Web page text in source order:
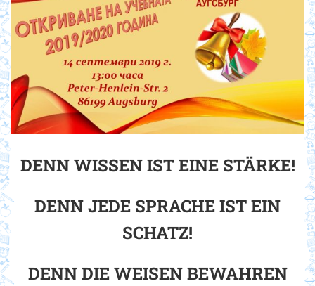
DENN WISSEN IST EINE STÄRKE!
DENN JEDE SPRACHE IST EIN
SCHATZ!
DENN DIE WEISEN BEWAHREN